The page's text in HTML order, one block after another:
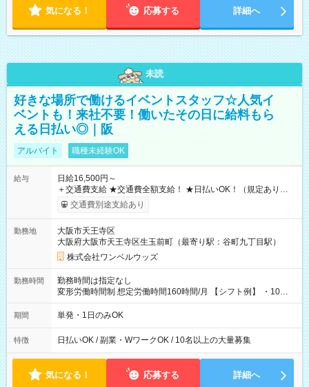
気になる！ 応募する 詳細へ
未読
好きな場所で働けるイベントスタッフ☆人気イ
ベントも！来社不要！働いたその日に給料もら
える日払い◎｜阪
アルバイト 職種未経験OK
給与
日給16,500円～
＋交通費支給 ★交通費全額支給！ ★日払いOK！（規定あり） ┗
働いたその日に現金GET♪ お仕事後はコンビニATMから 日払
交通費別途支給あり
勤務地
大阪市天王寺区
大阪府大阪市天王寺区生玉前町（最寄り駅：谷町九丁目駅）
株式会社ワンベルウッズ
勤務時間
勤務時間は指定なし
変形労働時間制 想定労働時間160時間/月 【シフト例】 ・10：
00～20：00
期間 単発・1日のみOK
特徴 日払いOK / 副業・WワークOK / 10名以上の大量募集
気になる！ 応募する 詳細へ